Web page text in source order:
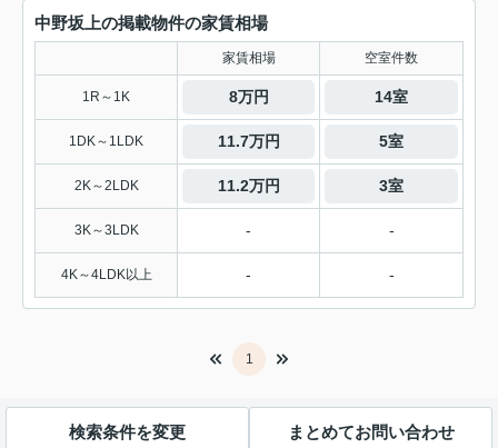
中野坂上の掲載物件の家賃相場
家賃相場 空室件数
1R～1K 8万円 14室
1DK～1LDK 11.7万円 5室
2K～2LDK 11.2万円 3室
3K～3LDK - -
4K～4LDK以上 - -
1
検索条件を変更 まとめてお問い合わせ